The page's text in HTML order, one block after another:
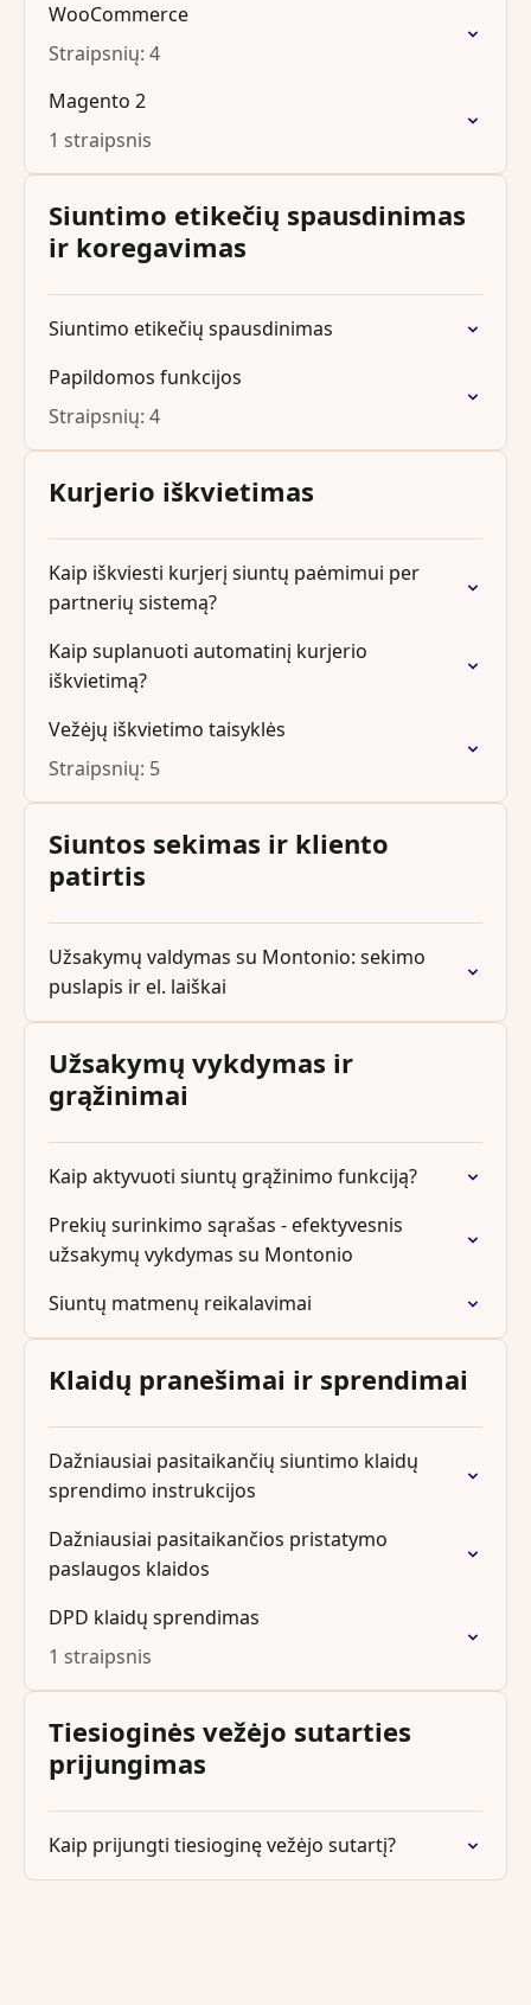
WooCommerce
Straipsnių: 4
Magento 2
1 straipsnis
Siuntimo etikečių spausdinimas
ir koregavimas
Siuntimo etikečių spausdinimas
Papildomos funkcijos
Straipsnių: 4
Kurjerio iškvietimas
Kaip iškviesti kurjerį siuntų paėmimui per
partnerių sistemą?
Kaip suplanuoti automatinį kurjerio
iškvietimą?
Vežėjų iškvietimo taisyklės
Straipsnių: 5
Siuntos sekimas ir kliento
patirtis
Užsakymų valdymas su Montonio: sekimo
puslapis ir el. laiškai
Užsakymų vykdymas ir
grąžinimai
Kaip aktyvuoti siuntų grąžinimo funkciją?
Prekių surinkimo sąrašas - efektyvesnis
užsakymų vykdymas su Montonio
Siuntų matmenų reikalavimai
Klaidų pranešimai ir sprendimai
Dažniausiai pasitaikančių siuntimo klaidų
sprendimo instrukcijos
Dažniausiai pasitaikančios pristatymo
paslaugos klaidos
DPD klaidų sprendimas
1 straipsnis
Tiesioginės vežėjo sutarties
prijungimas
Kaip prijungti tiesioginę vežėjo sutartį?